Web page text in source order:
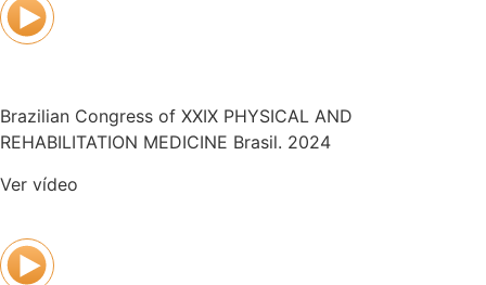
Brazilian Congress of XXIX PHYSICAL AND
REHABILITATION MEDICINE Brasil. 2024
Ver vídeo